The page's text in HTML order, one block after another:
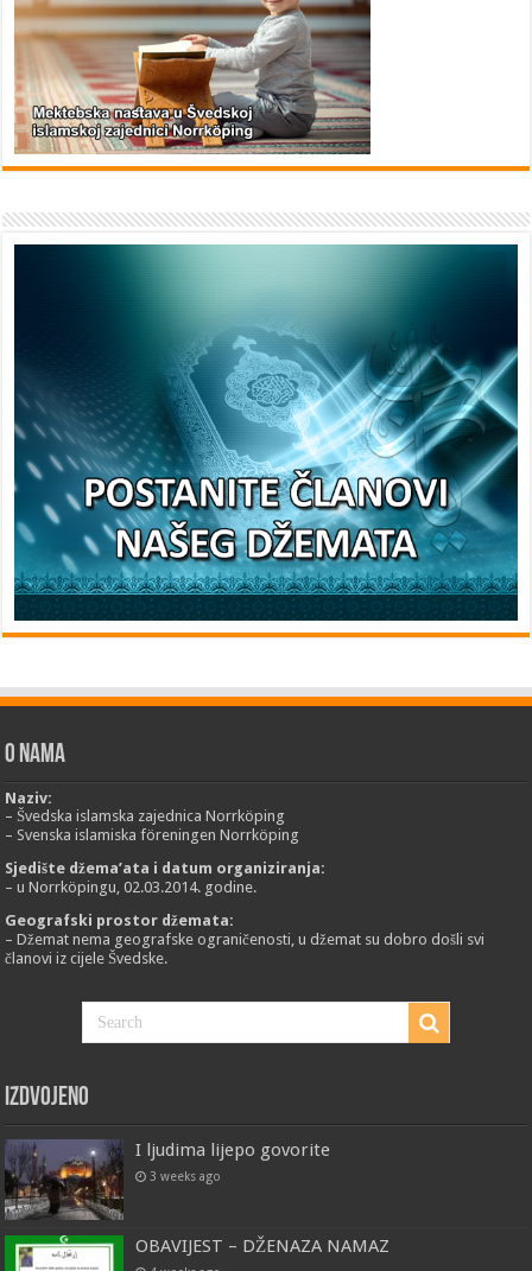
O nama
Naziv:
– Švedska islamska zajednica Norrköping
– Svenska islamiska föreningen Norrköping
Sjedište džema’ata i datum organiziranja:
– u Norrköpingu, 02.03.2014. godine.
Geografski prostor džemata:
– Džemat nema geografske ograničenosti, u džemat su dobro došli svi
članovi iz cijele Švedske.
Izdvojeno
I ljudima lijepo govorite
3 weeks ago
OBAVIJEST – DŽENAZA NAMAZ